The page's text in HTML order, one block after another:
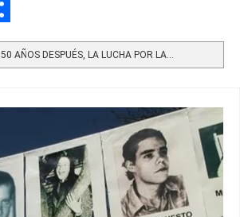
AÑOS DESPUÉS, LA LUCHA POR LA...